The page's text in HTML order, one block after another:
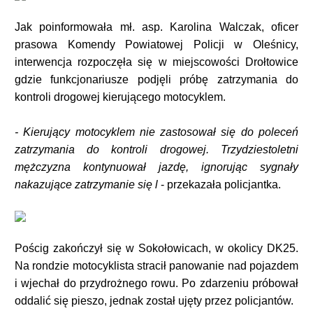
Jak poinformowała mł. asp. Karolina Walczak, oficer
prasowa Komendy Powiatowej Policji w Oleśnicy,
interwencja rozpoczęła się w miejscowości Drołtowice
gdzie funkcjonariusze podjęli próbę zatrzymania do
kontroli drogowej kierującego motocyklem.
- Kierujący motocyklem nie zastosował się do poleceń
zatrzymania do kontroli drogowej. Trzydziestoletni
mężczyzna kontynuował jazdę, ignorując sygnały
nakazujące zatrzymanie się l- przekazała policjantka.
Pościg zakończył się w Sokołowicach, w okolicy DK25.
Na rondzie motocyklista stracił panowanie nad pojazdem
i wjechał do przydrożnego rowu. Po zdarzeniu próbował
oddalić się pieszo, jednak został ujęty przez policjantów.